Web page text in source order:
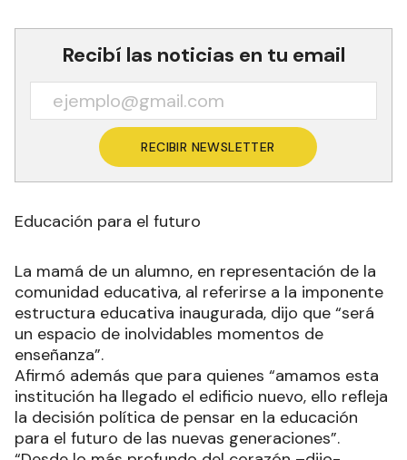
Recibí las noticias en tu email
RECIBIR NEWSLETTER
Educación para el futuro
La mamá de un alumno, en representación de la
comunidad educativa, al referirse a la imponente
estructura educativa inaugurada, dijo que “será
un espacio de inolvidables momentos de
enseñanza”.
Afirmó además que para quienes “amamos esta
institución ha llegado el edificio nuevo, ello refleja
la decisión política de pensar en la educación
para el futuro de las nuevas generaciones”.